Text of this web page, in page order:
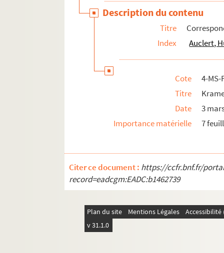
8-MS-FS-15-098. Nicolas, B.
4-MS-FS-15-0627. Nolent, Eugène
4-MS-FS-15-0628. Normand, Gilles
8-MS-FS-15-100. Pastre, Ulysse Rochilde
8-MS-FS-15-103. Péronneau Dauphin, L.
4-MS-FS-15-0630. Le Progrès
8-MS-FS-15-2150. Rama, Jean (dit
8-MS-FS-15-106. Renooz, Céline
8-MS-FS-15-107. Réville, Louise
Description du contenu
Titre
Index
Auclert,
Cote
4-MS-
Titre
Date
3
Importance matérielle
7
Citer ce document : https://ccfr.bnf.fr/
record=eadcgm:EADC:b1462739
Plan du site Mentions Légales
v 31.1.0